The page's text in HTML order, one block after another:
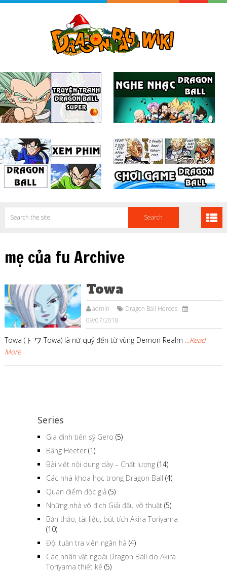
mẹ của fu Archive
Towa
admin
Dragon Ball Heroes
09/07/2018
Towa (ト ワ Towa) là nữ quỷ đến từ vùng Demon Realm ...Read
More
Series
Gia đình tiến sỹ Gero (5)
Băng Heeter (1)
Bài viết nội dung dày – Chất lượng (14)
Các nhà khoa học trong Dragon Ball (4)
Quan điểm độc giả (5)
Những nhà vô địch Giải đấu võ thuật (5)
Bản thảo, tài liệu, bút tích Akira Toriyama
(10)
Đội tuần tra viên ngân hà (4)
Các nhân vật ngoài Dragon Ball do Akira
Toriyama thiết kế (5)